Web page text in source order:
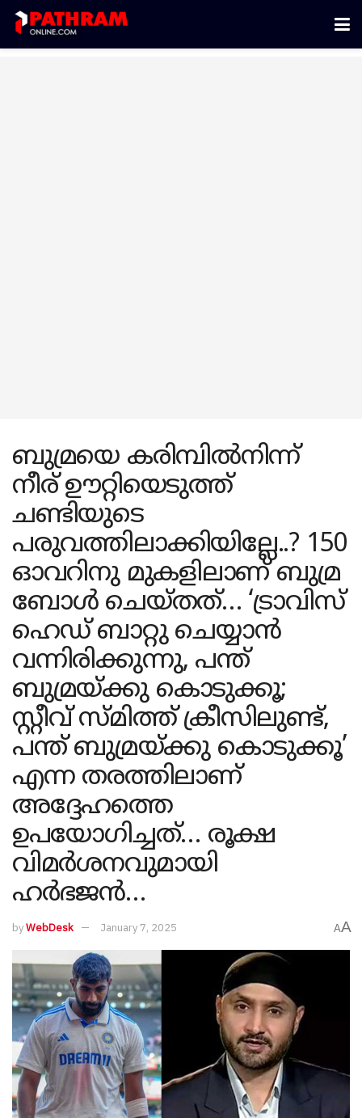
ബുമ്രയെ കരിമ്പിൽനിന്ന്
നീര് ഊറ്റിയെടുത്ത്
ചണ്ടിയുടെ
പരുവത്തിലാക്കിയില്ലേ..? 150
ഓവറിനു മുകളിലാണ് ബുമ്ര
ബോൾ ചെയ്തത്… ‘ട്രാവിസ്
ഹെഡ് ബാറ്റു ചെയ്യാൻ
വന്നിരിക്കുന്നു, പന്ത്
ബുമ്രയ്‍‌ക്കു കൊടുക്കൂ;
സ്റ്റീവ് സ്മിത്ത് ക്രീസിലുണ്ട്,
പന്ത് ബുമ്രയ്ക്കു കൊടുക്കൂ’
എന്ന തരത്തിലാണ്
അദ്ദേഹത്തെ
ഉപയോഗിച്ചത്… രൂക്ഷ
വിമർശനവുമായി
ഹർഭജൻ…
byWebDesk January 7, 2025 AA